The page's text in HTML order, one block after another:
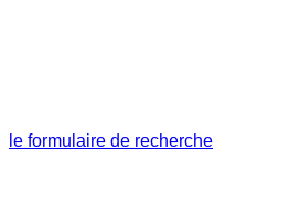
le formulaire de recherche